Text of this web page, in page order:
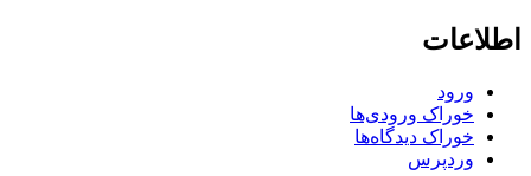
اطلاعات
ورود
خوراک ورودی‌ها
خوراک دیدگاه‌ها
وردپرس